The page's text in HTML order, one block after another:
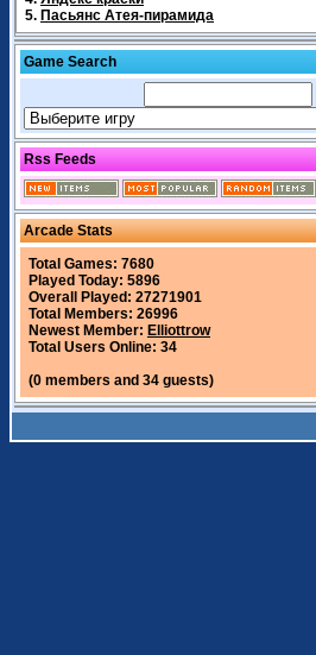
5. Пасьянс Атея-пирамида
Game Search
Rss Feeds
Arcade Stats
Total Games: 7680
Played Today: 5896
Overall Played: 27271901
Total Members: 26996
Newest Member: Elliottrow
Total Users Online: 34
(0 members and 34 guests)